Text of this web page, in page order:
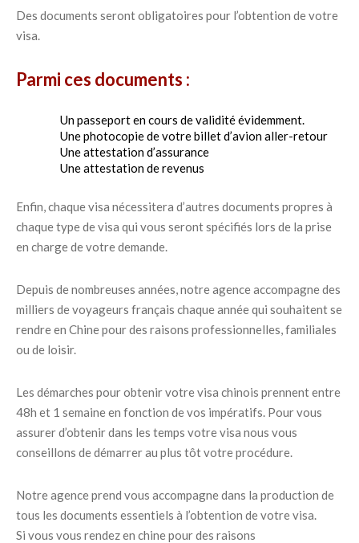
Des documents seront obligatoires pour l’obtention de votre
visa.
Parmi ces documents :
Un passeport en cours de validité évidemment.
Une photocopie de votre billet d’avion aller-retour
Une attestation d’assurance
Une attestation de revenus
Enfin, chaque visa nécessitera d’autres documents propres à
chaque type de visa qui vous seront spécifiés lors de la prise
en charge de votre demande.
Depuis de nombreuses années, notre agence accompagne des
milliers de voyageurs français chaque année qui souhaitent se
rendre en Chine pour des raisons professionnelles, familiales
ou de loisir.
Les démarches pour obtenir votre visa chinois prennent entre
48h et 1 semaine en fonction de vos impératifs. Pour vous
assurer d’obtenir dans les temps votre visa nous vous
conseillons de démarrer au plus tôt votre procédure.
Notre agence prend vous accompagne dans la production de
tous les documents essentiels à l’obtention de votre visa.
Si vous vous rendez en chine pour des raisons